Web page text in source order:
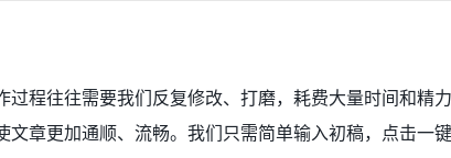
程往往需要我们反复修改、打磨，耗费大量时间和精
章更加通顺、流畅。我们只需简单输入初稿，点击一